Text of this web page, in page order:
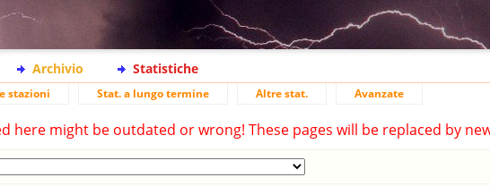
Archivio Statistiche
stazioni Stat. a lungo termine Altre stat. Avanzate
here might be outdated or wrong! These pages will be replaced by